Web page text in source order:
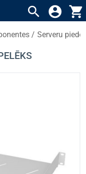
search account_circle shopping_cart
/ Serveru